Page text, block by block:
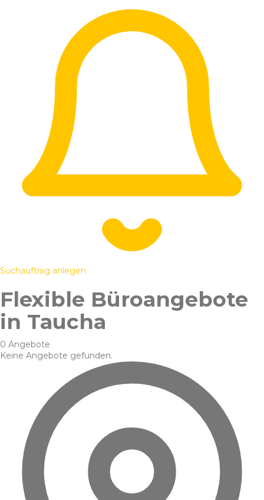
Suchauftrag anlegen
Flexible Büroangebote
in Taucha
0 Angebote
Keine Angebote gefunden.